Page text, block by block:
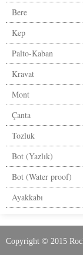
Bere
Kep
Palto-Kaban
Kravat
Mont
Çanta
Tozluk
Bot (Yazlık)
Bot (Water proof)
Ayakkabı
Copyright © 2015